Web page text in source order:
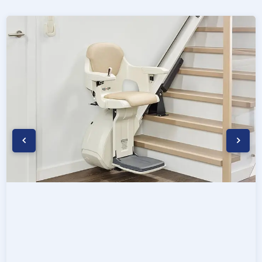
Moderner gerader Treppenlift in Reinickendorf
Geprüfter, gebrauchter Treppenlift für gerade
Neuer Treppenlift für gerade Treppen in